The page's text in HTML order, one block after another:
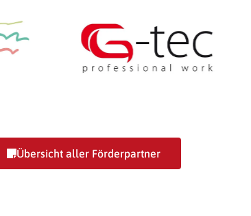
Übersicht aller Förderpartner